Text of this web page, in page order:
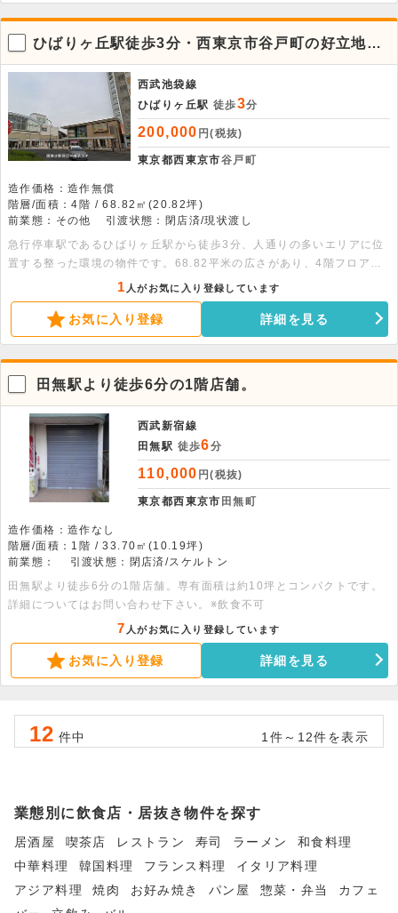
ひばりヶ丘駅徒歩3分・西東京市谷戸町の好立地！
4階店舗事務所
西武池袋線
ひばりヶ丘駅 徒歩3分
200,000 円(税抜)
東京都西東京市谷戸町
造作価格：造作無償
階層/面積：4階 / 68.82㎡(20.82坪)
前業態：その他
引渡状態：閉店済/現状渡し
急行停車駅であるひばりヶ丘駅から徒歩3分、人通りの多いエリアに位
置する整った環境の物件です。68.82平米の広さがあり、4階フロアで
エレベーターも完備。塾などの用途に適した好条件の空間で、新しい事
業をスタートしませんか。
1 人がお気に入り登録しています
お気に入り登録 詳細を見る
田無駅より徒歩6分の1階店舗。
西武新宿線
田無駅 徒歩6分
110,000 円(税抜)
東京都西東京市 田無町
造作価格：造作なし
階層/面積：1階 / 33.70㎡(10.19坪)
前業態：
引渡状態：閉店済/スケルトン
田無駅より徒歩6分の1階店舗。専有面積は約10坪とコンパクトです。
詳細についてはお問い合わせ下さい。※飲食不可
7 人がお気に入り登録しています
お気に入り登録 詳細を見る
12 件中 1件～12件を表示
業態別に飲食店・居抜き物件を探す
居酒屋 喫茶店 レストラン 寿司 ラーメン
和食料理
中華料理
韓国料理 フランス料理
イタリア料理
アジア料理
焼肉 お好み焼き パン屋 惣菜・弁当
カフェ